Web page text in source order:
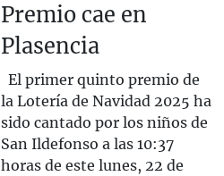
Premio cae en
Plasencia
El primer quinto premio de
la Lotería de Navidad 2025 ha
sido cantado por los niños de
San Ildefonso a las 10:37
horas de este lunes, 22 de